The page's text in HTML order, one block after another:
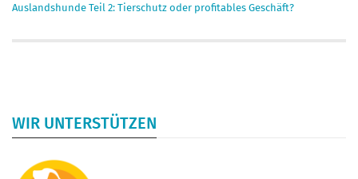
Auslandshunde Teil 2: Tierschutz oder profitables Geschäft?
WIR UNTERSTÜTZEN